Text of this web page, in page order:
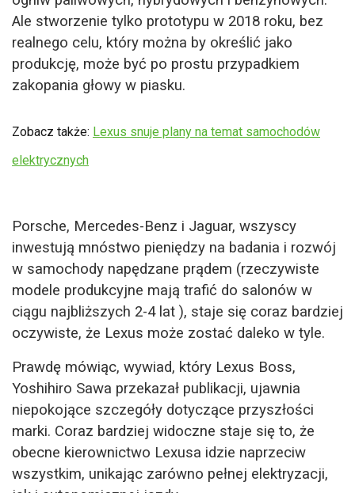
Ale stworzenie tylko prototypu w 2018 roku, bez
realnego celu, który można by określić jako
produkcję, może być po prostu przypadkiem
zakopania głowy w piasku.
Zobacz także: Lexus snuje plany na temat samochodów
elektrycznych
Porsche, Mercedes-Benz i Jaguar, wszyscy
inwestują mnóstwo pieniędzy na badania i rozwój
w samochody napędzane prądem (rzeczywiste
modele produkcyjne mają trafić do salonów w
ciągu najbliższych 2-4 lat ), staje się coraz bardziej
oczywiste, że Lexus może zostać daleko w tyle.
Prawdę mówiąc, wywiad, który Lexus Boss,
Yoshihiro Sawa przekazał publikacji, ujawnia
niepokojące szczegóły dotyczące przyszłości
marki. Coraz bardziej widoczne staje się to, że
obecne kierownictwo Lexusa idzie naprzeciw
wszystkim, unikając zarówno pełnej elektryzacji,